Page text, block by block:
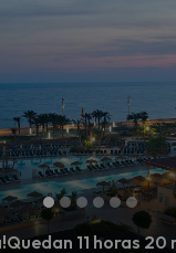
Quedan 11 horas 20